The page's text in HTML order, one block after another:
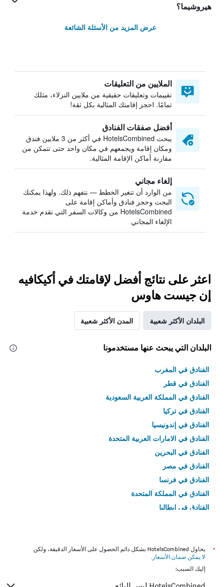
هيروشيما؟
عرض المزيد من الأسئلة الشائعة
الملايين من التعليقات
تقييمات وتعليقات حقيقية من ملايين النزلاء، مثلك
تمامًا. احجز إقامتك المثالية بكل ثقة!
أفضل صفقات الفنادق
يبحث HotelsCombined في أكثر من 3 ملايين فندق
ومكان إقامة ويجمعهم في مكان واحد حتى تتمكن من
مقارنة أماكن الإقامة المثالية.
إلغاء مجاني
من الوارد أن تتغير الخطط — نتفهم ذلك. ولهذا يمكنك
البحث وحجز فنادق وأماكن إقامة على
HotelsCombined من وكالات السفر التي تقدم خدمة
الإلغاء المجاني
اعثر على نتائج أفضل لإقامتك في أكيكافيه
إن جيست هاوس
البلدان الأكثر شعبية المدن الأكثر شعبية
البلدان التي يبحث عنها مستخدمونا
الفنادق في المغرب
الفنادق في قطر
الفنادق في المملكة العربية السعودية
الفنادق في تركيا
الفنادق في إندونيسيا
الفنادق في الامارات العربية المتحدة
الفنادق في البحرين
الفنادق في مصر
الفنادق في فرنسا
الفنادق في المملكة المتحدة
الفنادق في إيطاليا
*
يحاول HotelsCombined بشكل دائم الحصول على الأسعار الدقيقة، ولكن
لا يمكن ضمان الأسعار .
إليك السبب: